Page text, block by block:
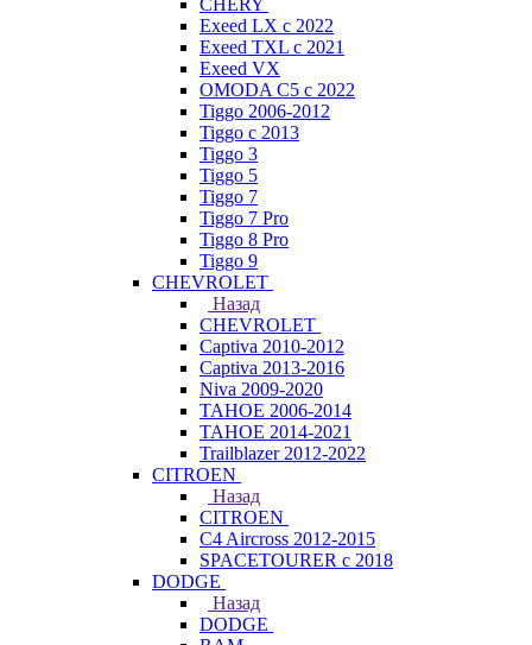
CHERY
Exeed LX с 2022
Exeed TXL с 2021
Exeed VX
OMODA C5 с 2022
Tiggo 2006-2012
Tiggo с 2013
Tiggo 3
Tiggo 5
Tiggo 7
Tiggo 7 Pro
Tiggo 8 Pro
Tiggo 9
CHEVROLET
Назад
CHEVROLET
Captiva 2010-2012
Captiva 2013-2016
Niva 2009-2020
TAHOE 2006-2014
TAHOE 2014-2021
Trailblazer 2012-2022
CITROEN
Назад
CITROEN
C4 Aircross 2012-2015
SPACETOURER с 2018
DODGE
Назад
DODGE